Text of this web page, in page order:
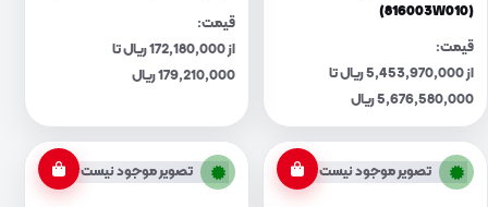
(816003W010)
قیمت:
از 5,453,970,000 ریال تا
5,676,580,000 ریال
قیمت:
از 172,180,000 ریال تا
179,210,000 ریال
تصویر موجود نیست تصویر موجود نیست